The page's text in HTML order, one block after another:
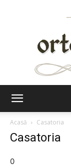
Acasă
Casatoria
Casatoria
0